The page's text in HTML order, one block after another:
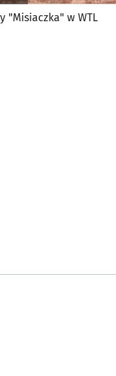
"Misiaczka" w WTL